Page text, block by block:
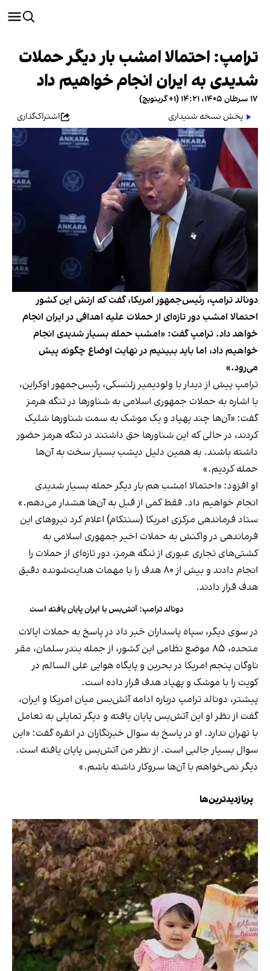
ترامپ: احتمالا امشب بار دیگر حملات
شدیدی به ایران انجام خواهیم داد
۱۷ سرطان ۱۴۰۵، ۱۴:۲۱ (‎+۱ گرینویچ)
پخش نسخه شنیداری
اشتراک‌گذاری
دونالد ترامپ، رئیس‌جمهور امریکا، گفت که ارتش این کشور
احتمالا امشب دور تازه‌ای از حملات علیه اهدافی در ایران انجام
خواهد داد. ترامپ گفت: «امشب حمله بسیار شدیدی انجام
خواهیم داد، اما باید ببینیم در نهایت اوضاع چگونه پیش
می‌رود.»
ترامپ پیش از دیدار با ولودیمیر زلنسکی، رئیس‌جمهور اوکراین،
با اشاره به حملات جمهوری اسلامی به شناورها در تنگه هرمز
گفت: «آن‌ها چند پهپاد و یک موشک به سمت شناورها شلیک
کردند، در حالی که این شناورها حق داشتند در تنگه هرمز حضور
داشته باشند. به همین دلیل دیشب بسیار سخت به آن‌ها
حمله کردیم.»
او افزود: «احتمالا امشب هم بار دیگر حمله بسیار شدیدی
انجام خواهیم داد. فقط کمی از قبل به آن‌ها هشدار می‌دهم.»
ستاد فرماندهی مرکزی امریکا (سنتکام) اعلام کرد نیروهای این
فرماندهی در واکنش به حملات اخیر جمهوری اسلامی به
کشتی‌های تجاری عبوری از تنگه هرمز، دور تازه‌ای از حملات را
انجام دادند و بیش از ۸۰ هدف را با مهمات هدایت‌شونده دقیق
هدف قرار دادند.
دونالد ترامپ: آتش‌بس با ایران پایان یافته است
در سوی دیگر، سپاه پاسداران خبر داد در پاسخ به حملات ایالات
متحده، ۸۵ موضع نظامی این کشور، از جمله بندر سلمان، مقر
ناوگان پنجم امریکا در بحرین و پایگاه هوایی علی السالم در
کویت را با موشک و پهپاد هدف قرار داده است.
پیشتر، دونالد ترامپ درباره ادامه آتش‌بس میان امریکا و ایران،
گفت از نظر او این آتش‌بس پایان یافته و دیگر تمایلی به تعامل
با تهران ندارد. او در پاسخ به سوال خبرنگاران در انقره گفت: «این
سوال بسیار جالبی است. از نظر من آتش‌بس پایان یافته است.
دیگر نمی‌خواهم با آن‌ها سروکار داشته باشم.»
پربازدیدترین‌ها